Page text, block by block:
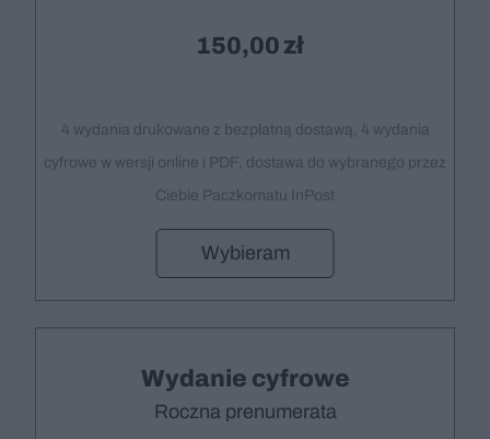
150,00
4 wydania drukowane z bezpłatną dostawą, 4 wydania
cyfrowe w wersji online i PDF, dostawa do wybranego przez
Ciebie Paczkomatu InPost
Wybieram
Wydanie cyfrowe
Roczna prenumerata